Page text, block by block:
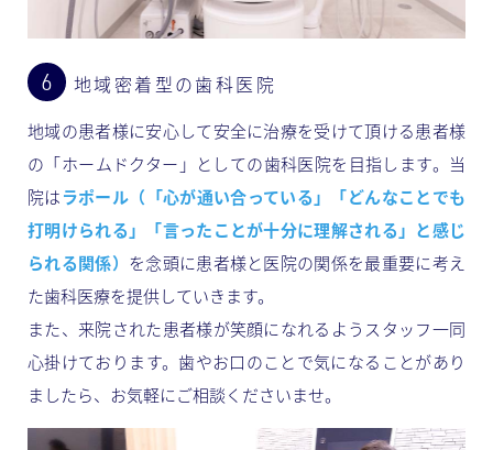
地域密着型の歯科医院
地域の患者様に安心して安全に治療を受けて頂ける患者様
の「ホームドクター」としての歯科医院を目指します。当
院はラポール（「心が通い合っている」「どんなことでも
打明けられる」「言ったことが十分に理解される」と感じ
られる関係） を念頭に患者様と医院の関係を最重要に考え
た歯科医療を提供していきます。
また、来院された患者様が笑顔になれるようスタッフ一同
心掛けております。歯やお口のことで気になることがあり
ましたら、お気軽にご相談くださいませ。